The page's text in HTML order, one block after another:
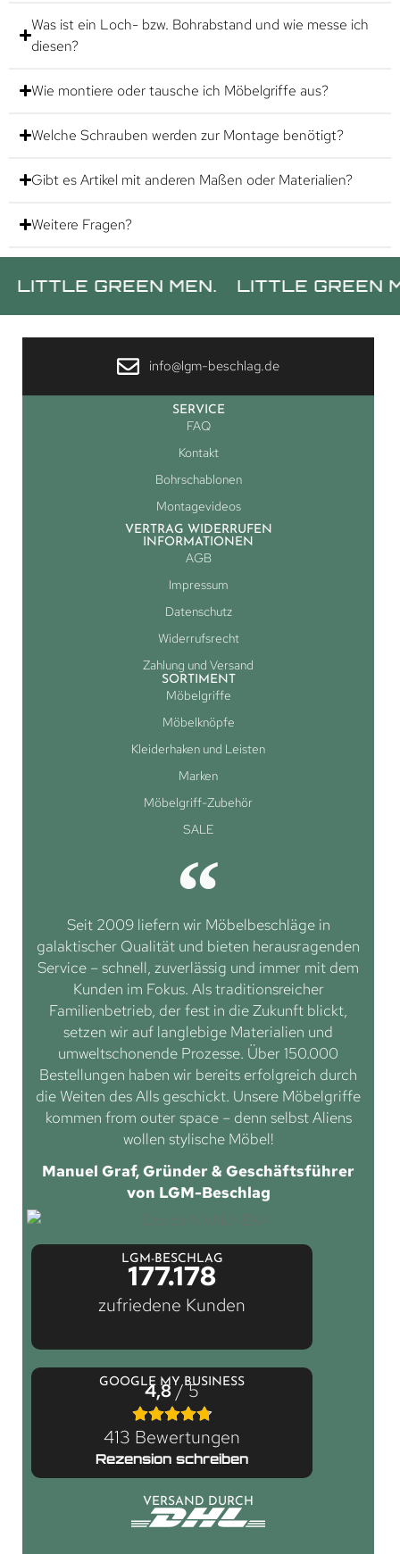
Was ist ein Loch- bzw. Bohrabstand und wie messe ich
diesen?
Wie montiere oder tausche ich Möbelgriffe aus?
Welche Schrauben werden zur Montage benötigt?
Gibt es Artikel mit anderen Maßen oder Materialien?
Weitere Fragen?
GREEN MEN. LITTLE GREEN MEN.
info@lgm-beschlag.de
SERVICE
FAQ
Kontakt
Bohrschablonen
Montagevideos
VERTRAG WIDERRUFEN
INFORMATIONEN
AGB
Impressum
Datenschutz
Widerrufsrecht
Zahlung und Versand
SORTIMENT
Möbelgriffe
Möbelknöpfe
Kleiderhaken und Leisten
Marken
Möbelgriff-Zubehör
SALE
Seit 2009 liefern wir Möbelbeschläge in
galaktischer Qualität und bieten herausragenden
Service – schnell, zuverlässig und immer mit dem
Kunden im Fokus. Als traditionsreicher
Familienbetrieb, der fest in die Zukunft blickt,
setzen wir auf langlebige Materialien und
umweltschonende Prozesse. Über 150.000
Bestellungen haben wir bereits erfolgreich durch
die Weiten des Alls geschickt. Unsere Möbelgriffe
kommen from outer space – denn selbst Aliens
wollen stylische Möbel!
Manuel Graf, Gründer & Geschäftsführer
von LGM-Beschlag
LGM-BESCHLAG
177.178
zufriedene Kunden
GOOGLE MY BUSINESS
4,8/ 5
413 Bewertungen
Rezension schreiben
VERSAND DURCH